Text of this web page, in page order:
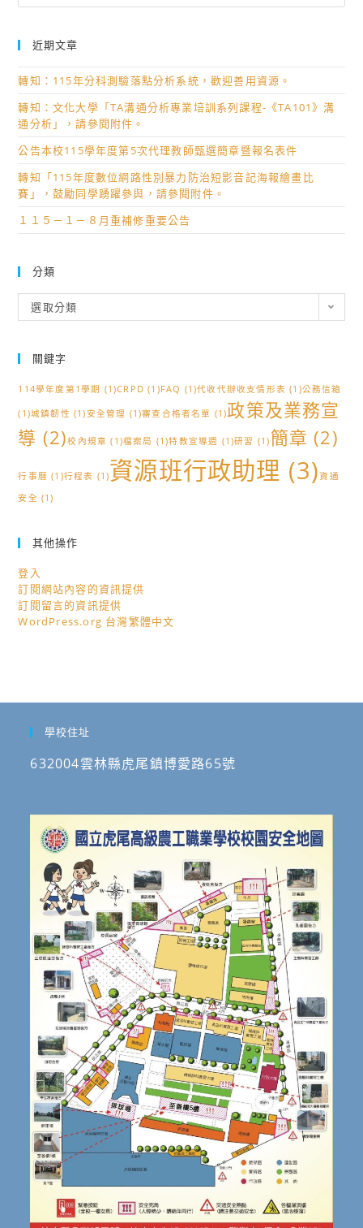
近期文章
轉知：115年分科測驗落點分析系統，歡迎善用資源。
轉知：文化大學「TA溝通分析專業培訓系列課程-《TA101》溝
通分析」，請參閱附件。
公告本校115學年度第5次代理教師甄選簡章暨報名表件
轉知「115年度數位網路性別暴力防治短影音記海報繪畫比
賽」，鼓勵同學踴躍參與，請參閱附件。
１１５－１－８月重補修重要公告
分類
類
選取分類
關鍵字
114學年度第1學期 (1)CRPD (1)FAQ (1)代收代辦收支情形表 (1)公務信箱
(1)城鎮韌性 (1)安全管理 (1)審查合格者名單 (1)政策及業務宣
導 (2)校內規章 (1)檔案局 (1)特教宣導週 (1)研習 (1) 簡章 (2)
行事曆 (1)行程表 (1)資源班行政助理 (3)資通
安全 (1)
其他操作
登入
訂閱網站內容的資訊提供
訂閱留言的資訊提供
WordPress.org 台灣繁體中文
學校住址
632004雲林縣虎尾鎮博愛路65號